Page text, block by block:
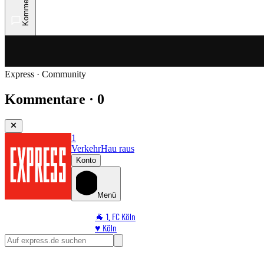
Express · Community
Kommentare · 0
1
VerkehrHau raus
Konto
Menü
🐐 1. FC Köln
♥️ Köln
⭐ Promi